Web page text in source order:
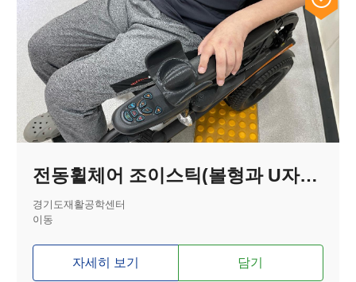
전동휠체어 조이스틱(볼형과 U자형 결합한 형태)
경기도재활공학센터
이동
자세히 보기 담기